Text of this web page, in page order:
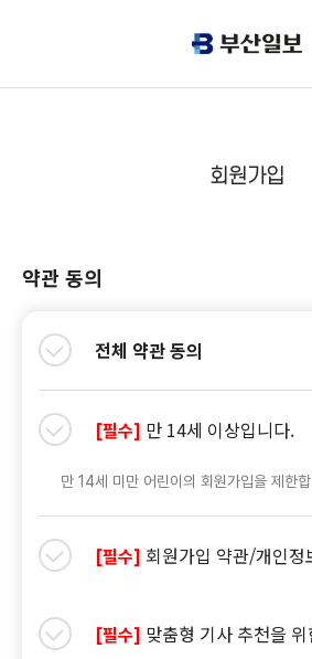
회원가입
약관 동의
전체 약관 동의
[필수] 만 14세 이상입니다.
만 14세 미만 어린이의 회원가입을 제한
[필수] 회원가입 약관/개인정
[필수] 맞춤형 기사 추천을